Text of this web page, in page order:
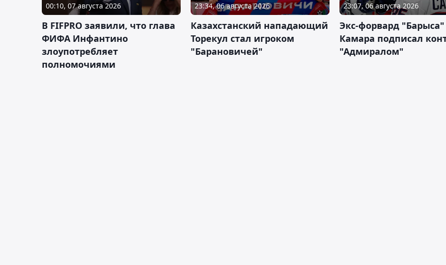
00:10, 07 августа 2026
В FIFPRO заявили, что глава
ФИФА Инфантино
злоупотребляет
полномочиями
23:34, 06 августа 2026
Казахстанский нападающий
Торекул стал игроком
"Барановичей"
23:07, 06 августа 2026
Экс-форвард "Барыса"
Камара подписал
"Адмиралом"